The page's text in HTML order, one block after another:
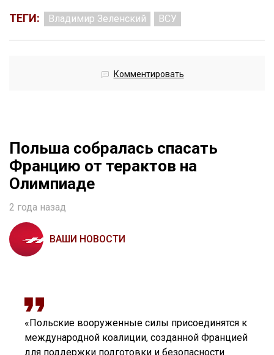
ТЕГИ: Владимир Зеленский ВСУ
Комментировать
Польша собралась спасать
Францию от терактов на
Олимпиаде
2 года назад
ВАШИ НОВОСТИ
«Польские вооруженные силы присоединятся к
международной коалиции, созданной Францией
для поддержки подготовки и безопасности